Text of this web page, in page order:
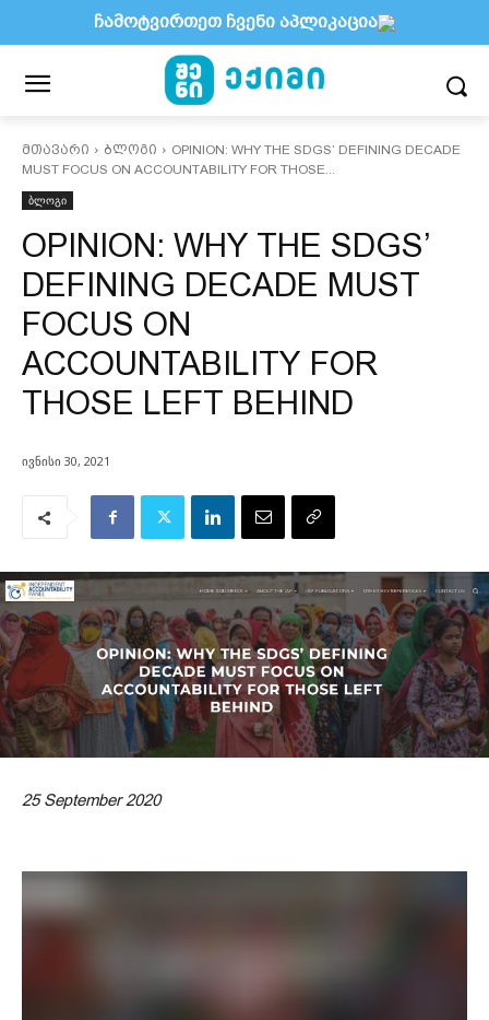
მთავარი ბლოგი
OPINION: WHY THE SDGS’ DEFINING DECADE
MUST FOCUS ON ACCOUNTABILITY FOR THOSE...
ბლოგი
OPINION: WHY THE SDGS’
DEFINING DECADE MUST
FOCUS ON
ACCOUNTABILITY FOR
THOSE LEFT BEHIND
ივნისი 30, 2021
25 September 2020
ჩამოტვირთეთ ჩვენი აპლიკაცია